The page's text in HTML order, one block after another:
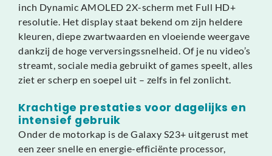
inch Dynamic AMOLED 2X-scherm met Full HD+
resolutie. Het display staat bekend om zijn heldere
kleuren, diepe zwartwaarden en vloeiende weergave
dankzij de hoge verversingssnelheid. Of je nu video’s
streamt, sociale media gebruikt of games speelt, alles
ziet er scherp en soepel uit – zelfs in fel zonlicht.
Krachtige prestaties voor dagelijks en
intensief gebruik
Onder de motorkap is de Galaxy S23+ uitgerust met
een zeer snelle en energie-efficiënte processor,